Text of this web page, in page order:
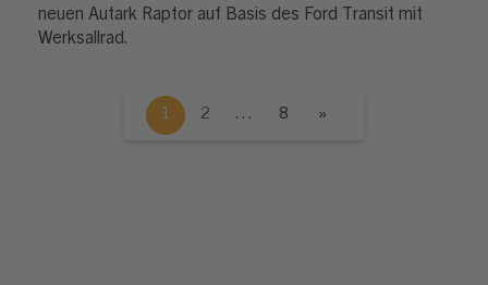
neuen Autark Raptor auf Basis des Ford Transit mit
Werksallrad.
1 2 … 8 »